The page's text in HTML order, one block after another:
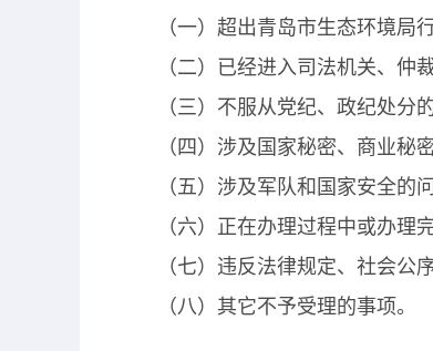
（一）超出青岛市生态环境局
（二）已经进入司法机关、仲
（三）不服从党纪、政纪处分
（四）涉及国家秘密、商业秘
（五）涉及军队和国家安全的问
（六）正在办理过程中或办理
（七）违反法律规定、社会公
（八）其它不予受理的事项。